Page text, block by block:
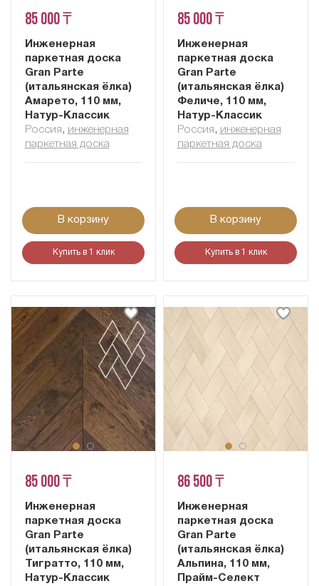
85 000 ₸
Инженерная
паркетная доска
Gran Parte
(итальянская ёлка)
Амарето, 110 мм,
Натур-Классик
Россия , инженерная
паркетная доска
В корзину
Купить в 1 клик
85 000 ₸
Инженерная
паркетная доска
Gran Parte
(итальянская ёлка)
Феличе, 110 мм,
Натур-Классик
Россия , инженерная
паркетная доска
В корзину
Купить в 1 клик
85 000 ₸
Инженерная
паркетная доска
Gran Parte
(итальянская ёлка)
Тигратто, 110 мм,
Натур-Классик
86 500 ₸
Инженерная
паркетная доска
Gran Parte
(итальянская ёлка)
Альпина, 110 мм,
Прайм-Селект